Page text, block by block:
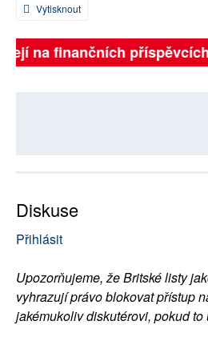
Vytisknout
na finančních příspěvcích
Diskuse
Přihlásit
Upozorňujeme, že Britské listy
vyhrazují právo blokovat přístup
jakémukoliv diskutérovi, pokud